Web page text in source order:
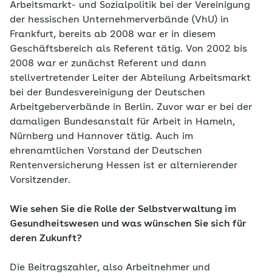
Arbeitsmarkt- und Sozialpolitik bei der Vereinigung
der hessischen Unternehmerverbände (VhU) in
Frankfurt, bereits ab 2008 war er in diesem
Geschäftsbereich als Referent tätig. Von 2002 bis
2008 war er zunächst Referent und dann
stellvertretender Leiter der Abteilung Arbeitsmarkt
bei der Bundesvereinigung der Deutschen
Arbeitgeberverbände in Berlin. Zuvor war er bei der
damaligen Bundesanstalt für Arbeit in Hameln,
Nürnberg und Hannover tätig. Auch im
ehrenamtlichen Vorstand der Deutschen
Rentenversicherung Hessen ist er alternierender
Vorsitzender.
Wie sehen Sie die Rolle der Selbstverwaltung im
Gesundheitswesen und was wünschen Sie sich für
deren Zukunft?
Die Beitragszahler, also Arbeitnehmer und